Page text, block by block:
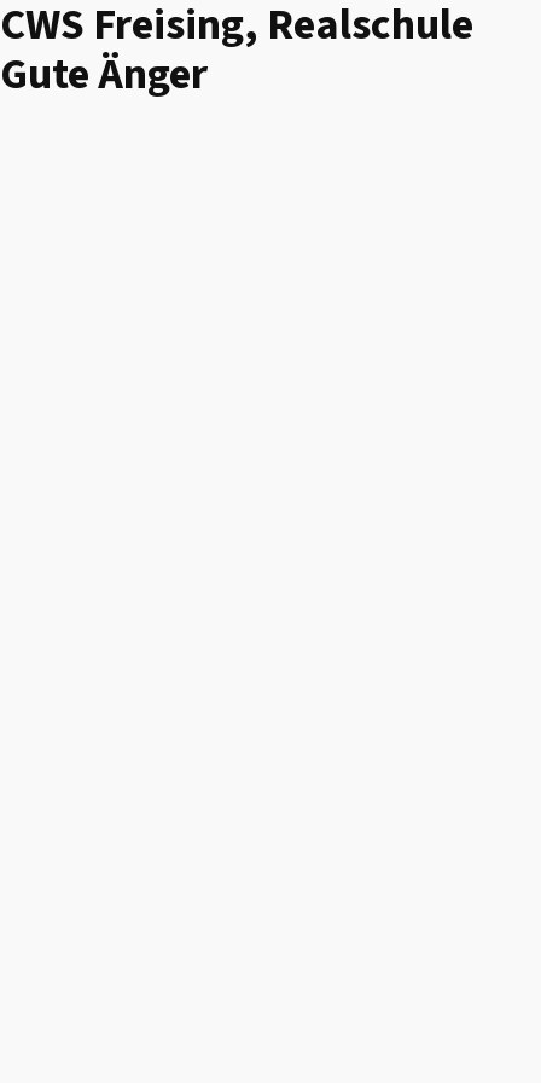
CWS Freising, Realschule
Gute Änger